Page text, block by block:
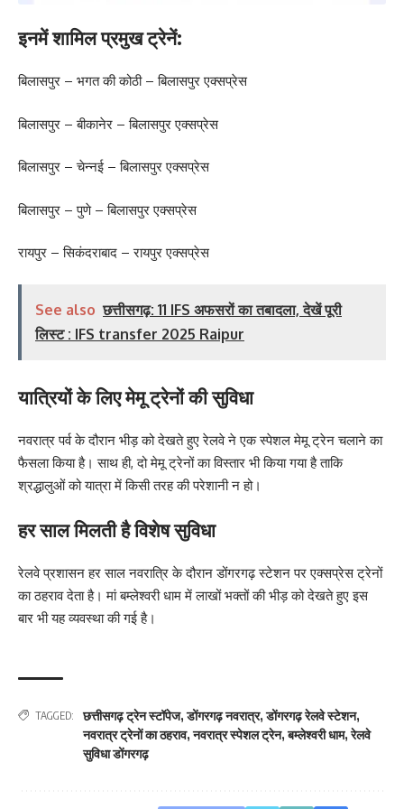
इनमें शामिल प्रमुख ट्रेनें:
बिलासपुर – भगत की कोठी – बिलासपुर एक्सप्रेस
बिलासपुर – बीकानेर – बिलासपुर एक्सप्रेस
बिलासपुर – चेन्नई – बिलासपुर एक्सप्रेस
बिलासपुर – पुणे – बिलासपुर एक्सप्रेस
रायपुर – सिकंदराबाद – रायपुर एक्सप्रेस
See also छत्तीसगढ़: 11 IFS अफसरों का तबादला, देखें पूरी
लिस्ट : IFS transfer 2025 Raipur
यात्रियों के लिए मेमू ट्रेनों की सुविधा
नवरात्र पर्व के दौरान भीड़ को देखते हुए रेलवे ने एक स्पेशल मेमू ट्रेन चलाने का
फैसला किया है। साथ ही, दो मेमू ट्रेनों का विस्तार भी किया गया है ताकि
श्रद्धालुओं को यात्रा में किसी तरह की परेशानी न हो।
हर साल मिलती है विशेष सुविधा
रेलवे प्रशासन हर साल नवरात्रि के दौरान डोंगरगढ़ स्टेशन पर एक्सप्रेस ट्रेनों
का ठहराव देता है। मां बम्लेश्वरी धाम में लाखों भक्तों की भीड़ को देखते हुए इस
बार भी यह व्यवस्था की गई है।
TAGGED: छत्तीसगढ़ ट्रेन स्टॉपेज,डोंगरगढ़ नवरात्र,डोंगरगढ़ रेलवे स्टेशन,
नवरात्र ट्रेनों का ठहराव,नवरात्र स्पेशल ट्रेन,बम्लेश्वरी धाम,रेलवे
सुविधा डोंगरगढ़